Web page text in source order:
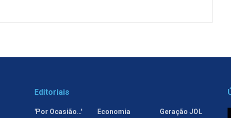
Editoriais
'Por Ocasião…'
Economia
Geração JOL